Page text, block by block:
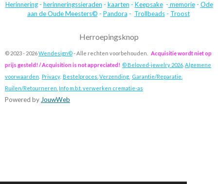
Herinnering- herinneringssieraden - kaarten - Keepsake- memorie- Ode
aan de Oude Meesters© - Pandora - Trollbeads- Troost
Herroepingsknop
© 2023 - 2026Wendesign©- Alle rechten voorbehouden.
Acquisitie wordt niet op
prijs gesteld! / Acquisition is not appreciated! © Beloved-jewelry 2026 Algemene
voorwaarden Privacy. Bestelproces. Verzending. Garantie/Reparatie.
Ruilen/Retourneren. Info m.b.t. verwerken crematie-as
Powered by JouwWeb